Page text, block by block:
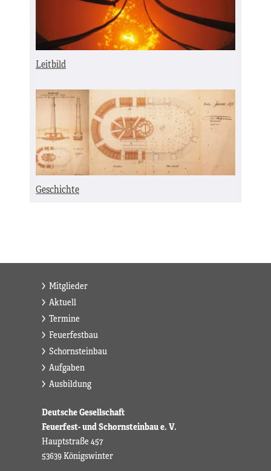
Leitbild
Geschichte
Mitglieder
Aktuell
Termine
Feuerfestbau
Schornsteinbau
Aufgaben
Ausbildung
Deutsche Gesellschaft
Feuerfest- und Schornsteinbau e. V.
Hauptstraße 457
53639 Königswinter